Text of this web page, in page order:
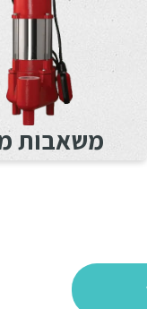
משאבות